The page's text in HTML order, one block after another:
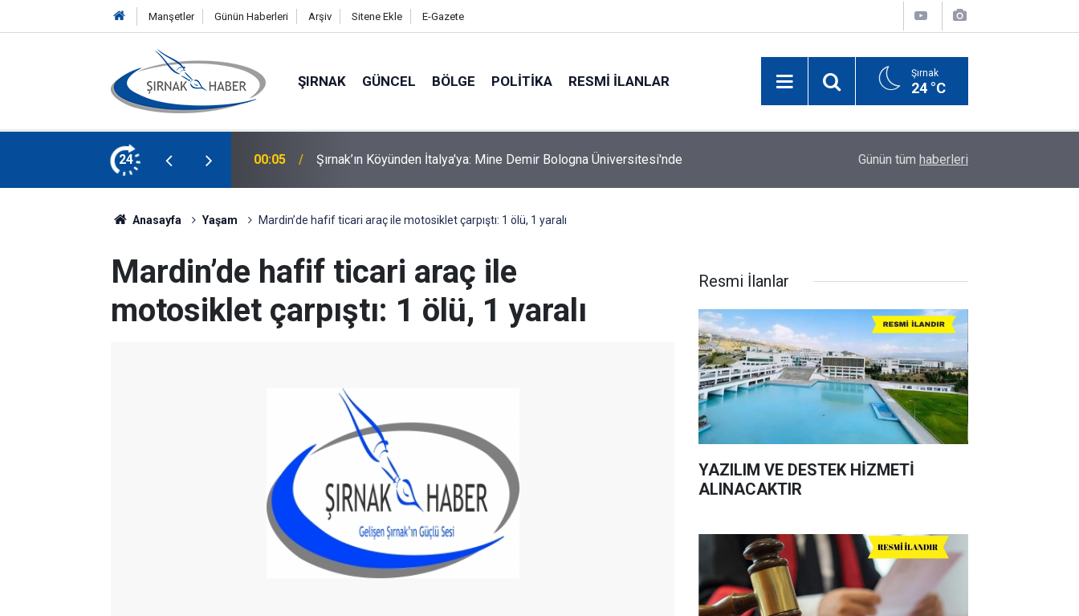
Manşetler Günün Haberleri Arşiv Sitene Ekle E-Gazete
ŞIRNAK GÜNCEL BÖLGE POLITIKA RESMI İLANLAR Şırnak
24 °C
24
Demir Bologna Üniversitesi'nde 00:04 Silopi İçin Kurumlar ve STK'lar Bir Araya Geldi: Hangi Talepler Gündeme Geldi? Cizre'de 24 Derslikli Yeni Okul Eylül Ayında
Günün tüm haberleri
Anasayfa Yaşam Mardin’de hafif ticari araç ile motosiklet çarpıştı: 1 ölü, 1 yaralı
Mardin’de hafif ticari araç ile
motosiklet çarpıştı: 1 ölü, 1 yaralı
Resmi İlanlar
YAZILIM VE DESTEK HİZMETİ
ALINACAKTIR